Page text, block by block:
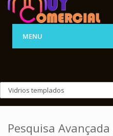
MENU
Pesquisa Avançada